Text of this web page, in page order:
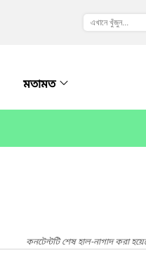
মতামত
কনটেন্টটি শেষ হাল-নাগাদ করা